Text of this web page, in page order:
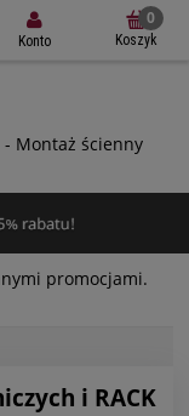
Konto Koszyk
Montaż ścienny
promocjami.
i RACK